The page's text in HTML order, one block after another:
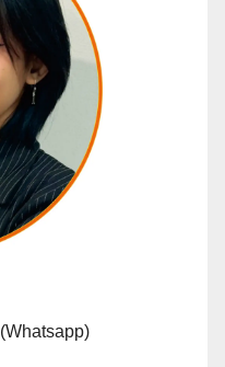
(Whatsapp)